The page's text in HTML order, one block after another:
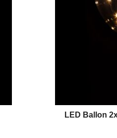
LED Ballon
The price depends on